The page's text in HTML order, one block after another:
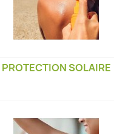
PROTECTION SOLAIRE